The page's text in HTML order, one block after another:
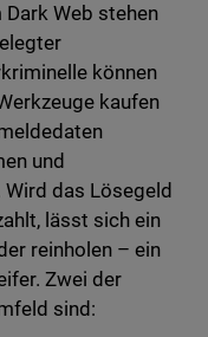
Web stehen
können
kaufen
und
das Lösegeld
lässt sich ein
reinholen – ein
Zwei der
sind: